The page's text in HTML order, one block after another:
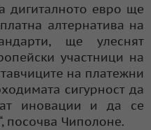
дигиталното евро ще
алтернатива на
ще улеснят
участници на
на платежни
сигурност да
иновации и да се
посочва Чиполоне.